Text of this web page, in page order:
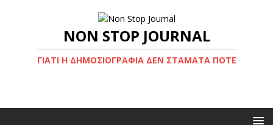
NON STOP JOURNAL
ΓΙΑΤΊ Η ΔΗΜΟΣΙΟΓΡΑΦΊΑ ΔΕΝ ΣΤΑΜΑΤΆ ΠΟΤΈ